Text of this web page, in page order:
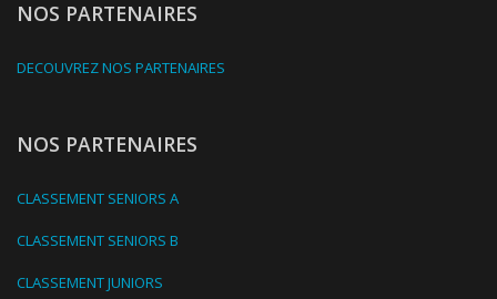
NOS PARTENAIRES
DECOUVREZ NOS PARTENAIRES
NOS PARTENAIRES
CLASSEMENT SENIORS A
CLASSEMENT SENIORS B
CLASSEMENT JUNIORS